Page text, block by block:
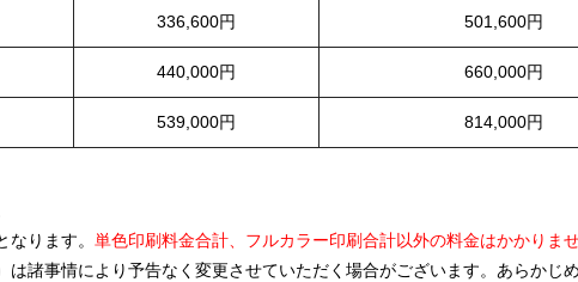
336,600円 501,600円
440,000円 660,000円
539,000円 814,000円
なります。 単色印刷料金合計、フルカラー印刷合計以外の料金はかかりませ
は諸事情により予告なく変更させていただく場合がございます。あらかじ